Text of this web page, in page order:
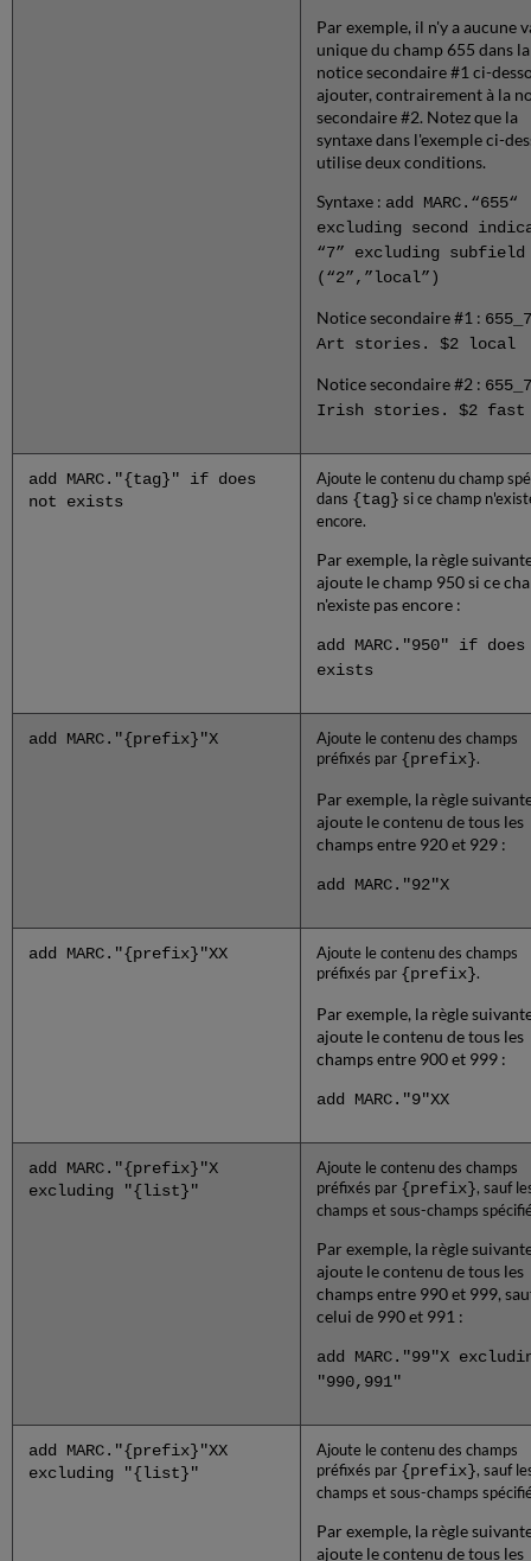
Par exemple, il n'y a aucune
unique du champ 655 dans la
notice secondaire #1 ci-
ajouter, contrairement à la
secondaire #2. Notez que la
syntaxe dans l'exemple ci-
utilise deux conditions.
Syntaxe : add MARC.“655“
excluding second
“7” excluding subfield
(“2”,”local”)
Notice secondaire #1 :
Art stories. $2 local
Notice secondaire #2 :
Irish stories. $2 fast
add MARC."{tag}" if does
not exists
Ajoute le contenu du champ
dans {tag} si ce champ
encore.
Par exemple, la règle
ajoute le champ 950 si ce
n'existe pas encore :
add MARC."950" if
exists
add MARC."{prefix}"X
Ajoute le contenu des champs
préfixés par {prefix}.
Par exemple, la règle
ajoute le contenu de tous les
champs entre 920 et 929 :
add MARC."92"X
add MARC."{prefix}"XX
Ajoute le contenu des champs
préfixés par {prefix}.
Par exemple, la règle
ajoute le contenu de tous les
champs entre 900 et 999 :
add MARC."9"XX
add MARC."{prefix}"X
excluding "{list}"
Ajoute le contenu des champs
préfixés par {prefix}, sauf
champs et sous-champs
Par exemple, la règle
ajoute le contenu de tous les
champs entre 990 et 999,
celui de 990 et 991 :
add MARC."99"X
"990,991"
add MARC."{prefix}"XX
excluding "{list}"
Ajoute le contenu des champs
préfixés par {prefix}, sauf
champs et sous-champs
Par exemple, la règle
ajoute le contenu de tous les